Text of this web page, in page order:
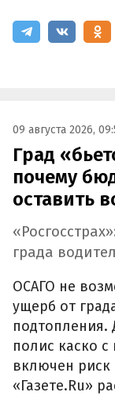
09 августа 2026,
Град
почему
оставить
града
ОСАГО не
ущерб от
полис каско
включен риск
«Газете.Ru»